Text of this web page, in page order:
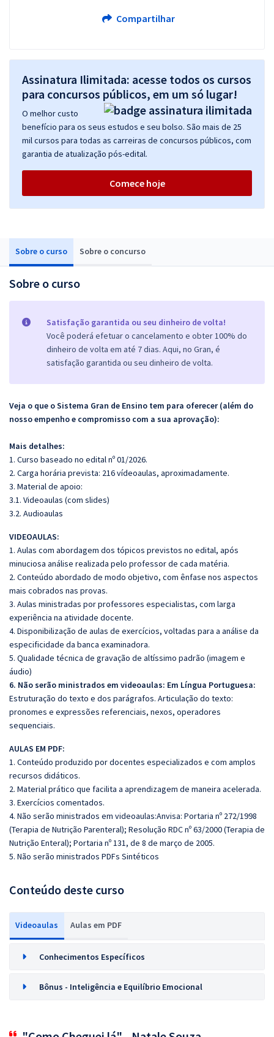
Sobre o curso Sobre o concurso
Sobre o curso
Satisfação garantida ou seu dinheiro de volta!
Você poderá efetuar o cancelamento e obter 100% do
dinheiro de volta em até 7 dias. Aqui, no Gran, é
satisfação garantida ou seu dinheiro de volta.
Veja o que o Sistema Gran de Ensino tem para oferecer (além do
nosso empenho e compromisso com a sua aprovação):
Mais detalhes:
1. Curso baseado no edital nº 01/2026.
2. Carga horária prevista: 216 vídeoaulas, aproximadamente.
3. Material de apoio:
3.1. Videoaulas (com slides)
3.2. Audioaulas
VIDEOAULAS:
1. Aulas com abordagem dos tópicos previstos no edital, após
minuciosa análise realizada pelo professor de cada matéria.
2. Conteúdo abordado de modo objetivo, com ênfase nos aspectos
mais cobrados nas provas.
3. Aulas ministradas por professores especialistas, com larga
experiência na atividade docente.
4. Disponibilização de aulas de exercícios, voltadas para a análise da
especificidade da banca examinadora.
5. Qualidade técnica de gravação de altíssimo padrão (imagem e
áudio)
6. Não serão ministrados em videoaulas: Em Língua Portuguesa:
Estruturação do texto e dos parágrafos. Articulação do texto:
pronomes e expressões referenciais, nexos, operadores
sequenciais.
AULAS EM PDF:
1. Conteúdo produzido por docentes especializados e com amplos
recursos didáticos.
2. Material prático que facilita a aprendizagem de maneira acelerada.
3. Exercícios comentados.
4. Não serão ministrados em videoaulas:Anvisa: Portaria nº 272/1998
(Terapia de Nutrição Parenteral); Resolução RDC nº 63/2000 (Terapia de
Nutrição Enteral); Portaria nº 131, de 8 de março de 2005.
5. Não serão ministrados PDFs Sintéticos
Conteúdo deste curso
Videoaulas Aulas em PDF
Conhecimentos Específicos
Bônus - Inteligência e Equilíbrio Emocional
Compartilhar
Assinatura Ilimitada: acesse todos os cursos
para concursos públicos, em um só lugar!
O melhor custo
benefício para os seus estudos e seu bolso. São mais de 25
mil cursos para todas as carreiras de concursos públicos, com
garantia de atualização pós-edital.
Comece hoje